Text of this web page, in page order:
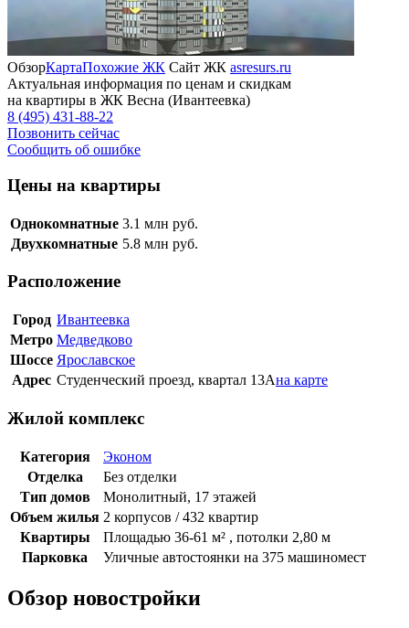
ОбзорКартаПохожие ЖК Сайт ЖК asresurs.ru
Актуальная информация по ценам и скидкам
на квартиры в ЖК Весна (Ивантеевка)
8 (495) 431-88-22
Позвонить сейчас
Сообщить об ошибке
Цены на квартиры
Однокомнатные 3.1 млн руб.
Двухкомнатные 5.8 млн руб.
Расположение
Город Ивантеевка
Метро Медведково
Шоссе Ярославское
Адрес Студенческий проезд, квартал 13Ана карте
Жилой комплекс
Категория
Эконом
Отделка
Без отделки
Тип домов
Монолитный, 17 этажей
Объем жилья 2 корпусов / 432 квартир
Квартиры
Площадью 36-61 м² , потолки 2,80 м
Парковка
Уличные автостоянки на 375 машиномест
Обзор новостройки